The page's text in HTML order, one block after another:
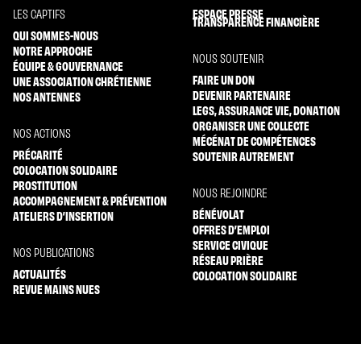
LES CAPTIFS
QUI SOMMES-NOUS
NOTRE APPROCHE
ÉQUIPE & GOUVERNANCE
UNE ASSOCIATION CHRÉTIENNE
NOS ANTENNES
NOS ACTIONS
PRÉCARITÉ
COLOCATION SOLIDAIRE
PROSTITUTION
ACCOMPAGNEMENT & PRÉVENTION
ATELIERS D’INSERTION
NOS PUBLICATIONS
ACTUALITÉS
REVUE MAINS NUES
ESPACE PRESSE
TRANSPARENCE FINANCIÈRE
NOUS SOUTENIR
FAIRE UN DON
DEVENIR PARTENAIRE
LEGS, ASSURANCE VIE, DONATION
ORGANISER UNE COLLECTE
MÉCÉNAT DE COMPÉTENCES
SOUTENIR AUTREMENT
NOUS REJOINDRE
BÉNÉVOLAT
OFFRES D’EMPLOI
SERVICE CIVIQUE
RÉSEAU PRIÈRE
COLOCATION SOLIDAIRE